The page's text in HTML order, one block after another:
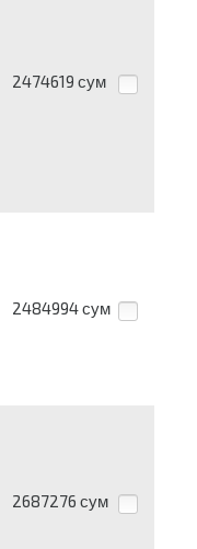
2474619 сум
2484994 сум
2687276 сум